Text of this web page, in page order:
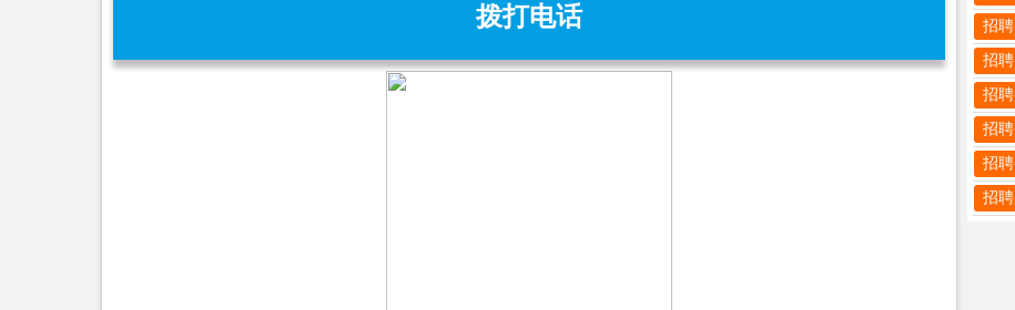
拨打电话 招聘
招聘
招聘
招聘
招聘
招聘